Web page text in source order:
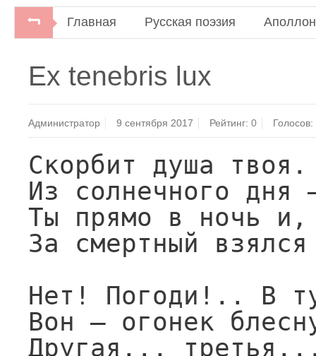
Главная Русская поэзия
Ex tenebris lux
Администратор 9 сентября 2017 Рейтинг:0 Голосов:
Скорбит душа
Из солнечного дня
Ты прямо в ночь
За смертный
Нет! Погоди!.. В
Вон — огонек
Другая...